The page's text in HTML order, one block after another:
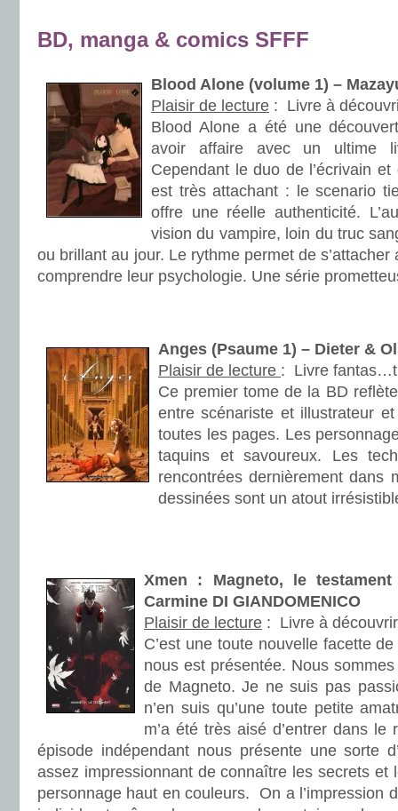
BD, manga & comics SFFF
Blood Alone (volume 1) –
Plaisir de lecture : Livre à
Blood Alone a été une
avoir affaire avec un ultime
Cependant le duo de l’écrivain
est très attachant : le scenario
offre une réelle authenticité.
vision du vampire, loin du truc
ou brillant au jour. Le rythme permet de s’attacher
comprendre leur psychologie. Une série
Anges (Psaume 1) – Dieter &
Plaisir de lecture : Livre
Ce premier tome de la BD
entre scénariste et illustrateur
toutes les pages. Les
taquins et savoureux. Les
rencontrées dernièrement dans
dessinées sont un atout
Xmen : Magneto, le
Carmine DI GIANDOMENICO
Plaisir de lecture : Livre à découvrir
C’est une toute nouvelle facette
nous est présentée. Nous
de Magneto. Je ne suis pas
n’en suis qu’une toute petite
m’a été très aisé d’entrer dans le
épisode indépendant nous présente une sorte
assez impressionnant de connaître les secrets et
personnage haut en couleurs. On a l’impression